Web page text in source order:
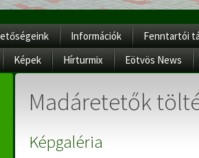
Információk
Fenntartói
Képek Hírturmix Eötvös News
Madáretetők
Képgaléria